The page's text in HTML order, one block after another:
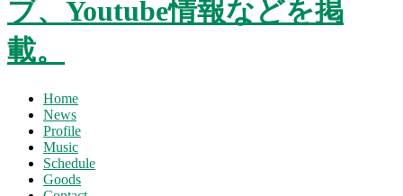
Home
News
Profile
Music
Schedule
Goods